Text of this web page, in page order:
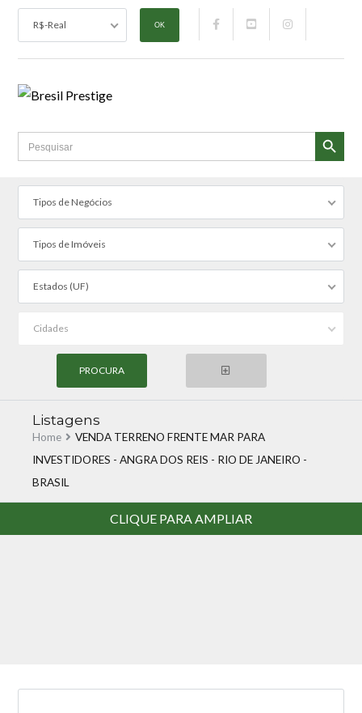
Login
R$-Real
Search
for:
SEARCH BUTTON
Tipos de Negócios
Tipos de Imóveis
Estados (UF)
Cidades
Listagens
Home
VENDA TERRENO FRENTE MAR PARA
INVESTIDORES - ANGRA DOS REIS - RIO DE JANEIRO -
BRASIL
CLIQUE PARA AMPLIAR